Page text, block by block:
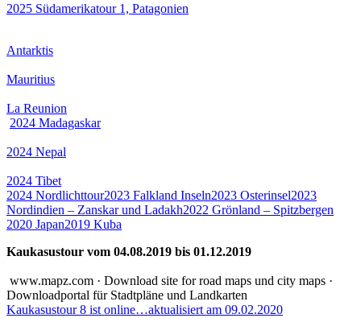
2025 Südamerikatour 1, Patagonien
Antarktis
Mauritius
La Reunion
2024 Madagaskar
2024 Nepal
2024 Tibet
2024 Nordlichttour2023 Falkland Inseln2023 Osterinsel2023
Nordindien – Zanskar und Ladakh2022 Grönland – Spitzbergen
2020 Japan2019 Kuba
Kaukasustour vom 04.08.2019 bis 01.12.2019
www.mapz.com · Download site for road maps und city maps ·
Downloadportal für Stadtpläne und Landkarten
Kaukasustour 8 ist online…aktualisiert am 09.02.2020